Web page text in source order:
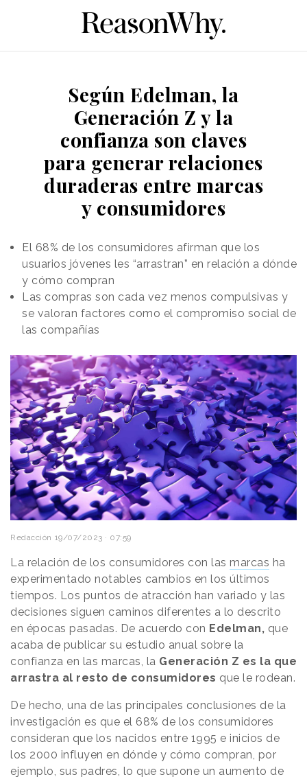
Según Edelman, la
Generación Z y la
confianza son claves
para generar relaciones
duraderas entre marcas
y consumidores
El 68% de los consumidores afirman que los
usuarios jóvenes les “arrastran” en relación a dónde
y cómo compran
Las compras son cada vez menos compulsivas y
se valoran factores como el compromiso social de
las compañías
Redacción 19/07/2023 · 07:59
La relación de los consumidores con las marcas ha
experimentado notables cambios en los últimos
tiempos. Los puntos de atracción han variado y las
decisiones siguen caminos diferentes a lo descrito
en épocas pasadas. De acuerdo con Edelman, que
acaba de publicar su estudio anual sobre la
confianza en las marcas, la Generación Z es la que
arrastra al resto de consumidores que le rodean.
De hecho, una de las principales conclusiones de la
investigación es que el 68% de los consumidores
consideran que los nacidos entre 1995 e inicios de
los 2000 influyen en dónde y cómo compran, por
ejemplo, sus padres, lo que supone un aumento de